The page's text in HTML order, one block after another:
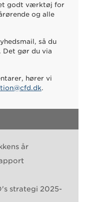
godt værktøj for
og alle
så du
Det gør du via
hører vi
.
år
strategi 2025-